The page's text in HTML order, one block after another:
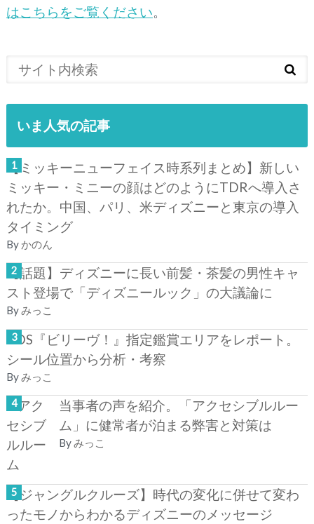
はこちらをご覧ください。
いま人気の記事
【ミッキーニューフェイス時系列まとめ】新しい
ミッキー・ミニーの顔はどのようにTDRへ導入さ
れたか。中国、パリ、米ディズニーと東京の導入
タイミング
By かのん
【話題】ディズニーに長い前髪・茶髪の男性キャ
スト登場で「ディズニールック」の大議論に
Byみっこ
TDS『ビリーヴ！』指定鑑賞エリアをレポート。
シール位置から分析・考察
By みっこ
当事者の声を紹介。「アクセシブルルー
ム」に健常者が泊まる弊害と対策は
Byみっこ
【ジャングルクルーズ】時代の変化に併せて変わ
ったモノからわかるディズニーのメッセージ